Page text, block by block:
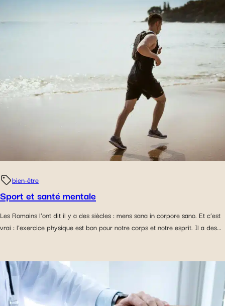
bien-être
Sport et santé mentale
Les Romains l’ont dit il y a des siècles : mens sana in corpore sano. Et c’est
vrai : l’exercice physique est bon pour notre corps et notre esprit. Il a des...